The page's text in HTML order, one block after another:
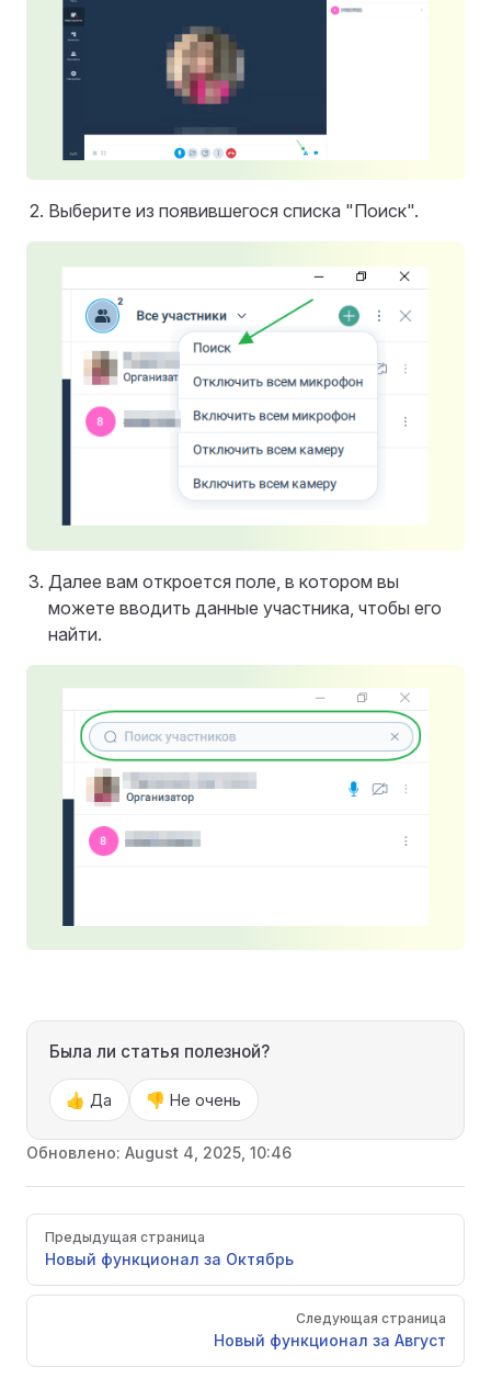
Выберите из появившегося списка "Поиск".
Далее вам откроется поле, в котором вы
можете вводить данные участника, чтобы его
найти.
Была ли статья полезной?
👍 Да 👎 Не очень
Обновлено: August 4, 2025, 10:46
Pager
Предыдущая страница
Новый функционал за Октябрь
Следующая страница
Новый функционал за Август